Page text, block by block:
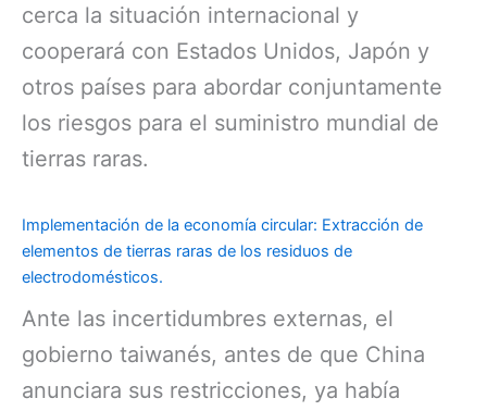
cerca la situación internacional y
cooperará con Estados Unidos, Japón y
otros países para abordar conjuntamente
los riesgos para el suministro mundial de
tierras raras.
Implementación de la economía circular: Extracción de
elementos de tierras raras de los residuos de
electrodomésticos.
Ante las incertidumbres externas, el
gobierno taiwanés, antes de que China
anunciara sus restricciones, ya había